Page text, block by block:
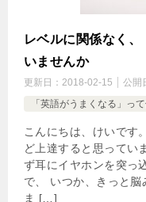
レベルに関係なく
いませんか
更新日： 2018-02-15 公開
「英語がうまくなる」っ
こんにちは、けいです
ど上達すると思ってい
ず耳にイヤホンを突っ
で、 いつか、きっと
ま […]